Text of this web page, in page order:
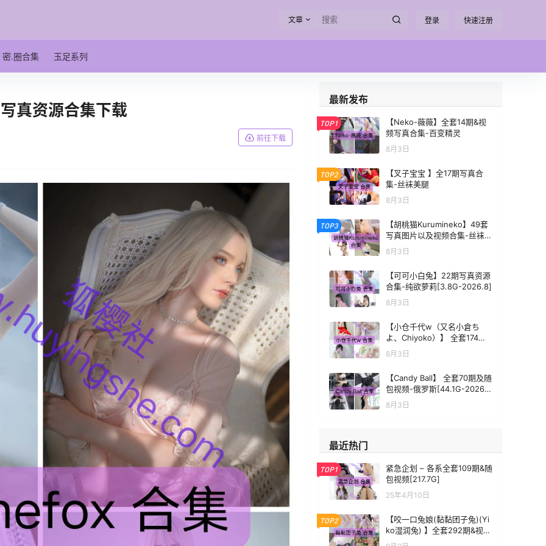
文章 登录 快速注册
密.圈合集 玉足系列
真资源合集下载
前往下载
最新发布
TOP1
【Neko-薇薇】全套14期&视
频写真合集-百变精灵
8月3日
TOP2
【叉子宝宝 】全17期写真合
集-丝袜美腿
8月3日
TOP3
【胡桃猫Kurumineko】49套
写真图片以及视频合集-丝袜美
腿[68.1G-2026.8]
8月3日
【可可小白兔】22期写真资源
合集-纯欲萝莉[3.8G-2026.8]
8月3日
【小仓千代w（又名小倉ち
よ、Chiyoko）】 全套174期
写真&视频[39.1G-2026.8]
8月3日
【Candy Ball】 全套70期及随
包视频-俄罗斯[44.1G-2026.
8]
8月3日
最近热门
TOP1
紧急企划 – 各系全套109期&随
包视频[217.7G]
25年4月10日
TOP2
【咬一口兔娘(黏黏团子兔)(Yi
ko湿润兔) 】全套292期&视
频-甜美少女[364.5G-2026.